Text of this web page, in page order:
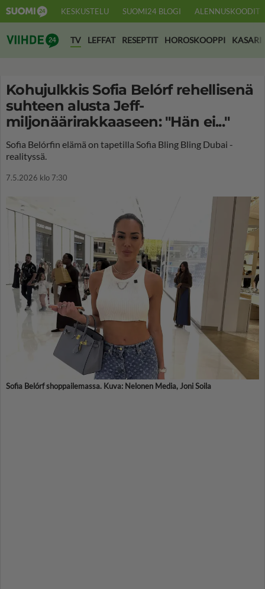
KESKUSTELU SUOMI24 BLOGI ALENNUSKOODIT
Suomi24 Viihde
TV LEFFAT RESEPTIT HOROSKOOPPI KASARI
Kohujulkkis Sofia Belórf rehellisenä
suhteen alusta Jeff-
miljonäärirakkaaseen: "Hän ei..."
Sofia Belórfin elämä on tapetilla Sofia Bling Bling Dubai -
realityssä.
7.5.2026 klo 7:30
Sofia Belórf shoppailemassa. Kuva: Nelonen Media, Joni Soila